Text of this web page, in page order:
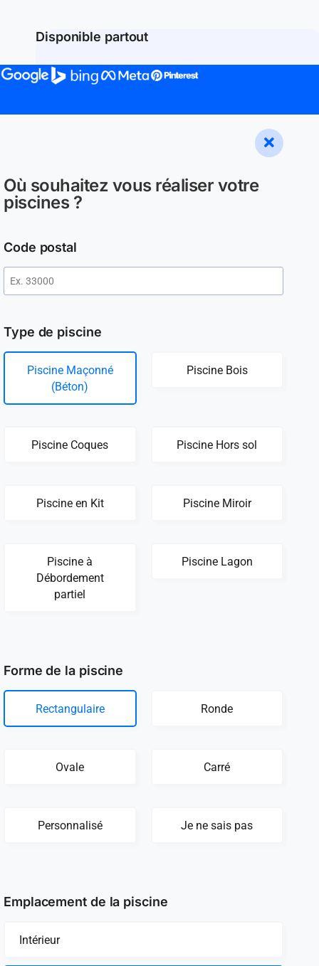
Disponible partout
Où souhaitez vous réaliser votre
piscines ?
Code postal
Type de piscine
Piscine Maçonné
(Béton)
Piscine Bois
Piscine Coques Piscine Hors sol
Piscine en Kit Piscine Miroir
Piscine à
Débordement
partiel
Piscine Lagon
Forme de la piscine
Rectangulaire Ronde
Ovale Carré
Personnalisé Je ne sais pas
Emplacement de la piscine
Intérieur